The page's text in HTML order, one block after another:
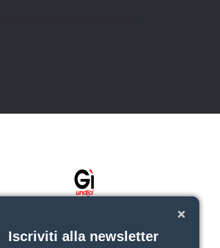
Iscriviti alla newsletter